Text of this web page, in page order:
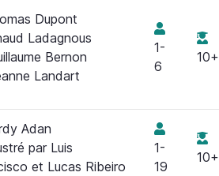
Dupont
Ladagnous
Bernon
Landart
1-
6
10+
Adan
par Luis
et Lucas Ribeiro
1-
19
10+